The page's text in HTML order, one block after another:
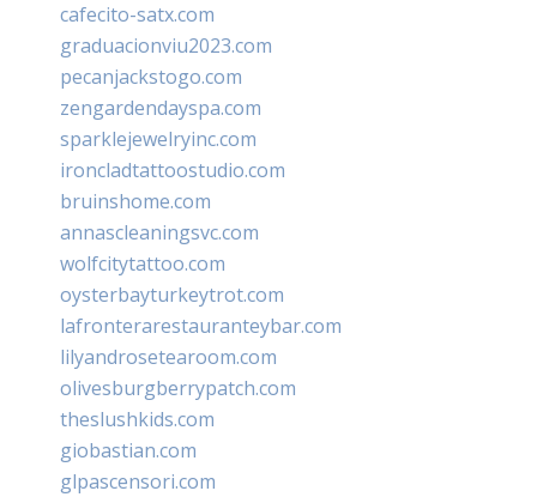
cafecito-satx.com
graduacionviu2023.com
pecanjackstogo.com
zengardendayspa.com
sparklejewelryinc.com
ironcladtattoostudio.com
bruinshome.com
annascleaningsvc.com
wolfcitytattoo.com
oysterbayturkeytrot.com
lafronterarestauranteybar.com
lilyandrosetearoom.com
olivesburgberrypatch.com
theslushkids.com
giobastian.com
glpascensori.com